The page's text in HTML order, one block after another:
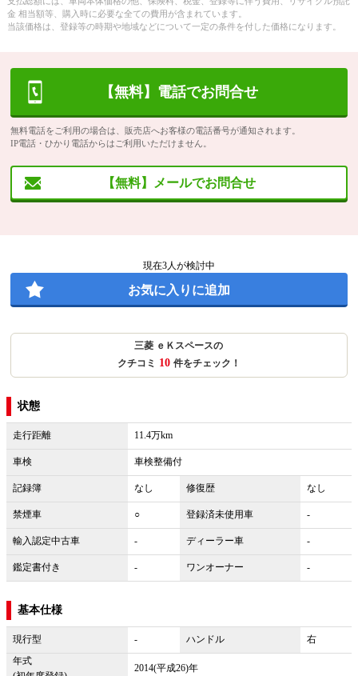
金 相当額等、購入時に必要な全ての費用が含まれています。
当該価格は、登録等の時期や地域などについて一定の条件を付した価格になります。
【無料】電話でお問合せ
無料電話をご利用の場合は、販売店へお客様の電話番号が通知されます。
IP電話・ひかり電話からはご利用いただけません。
【無料】メールでお問合せ
現在3人が検討中
お気に入りに追加
三菱 ｅＫスペースの
クチコミ 10 件をチェック！
状態
走行距離 11.4万km
車検 車検整備付
記録簿 なし 修復歴 なし
禁煙車 ○ 登録済未使用車 -
輸入認定中古車 - ディーラー車 -
鑑定書付き - ワンオーナー -
基本仕様
現行型 - ハンドル
右
年式
2014(平成26)年